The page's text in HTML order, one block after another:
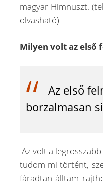
magyar Himnuszt.
olvasható)
Milyen volt az első
Az első
borzalmasan
Az volt a
tudom mi történt,
fáradtan álltam